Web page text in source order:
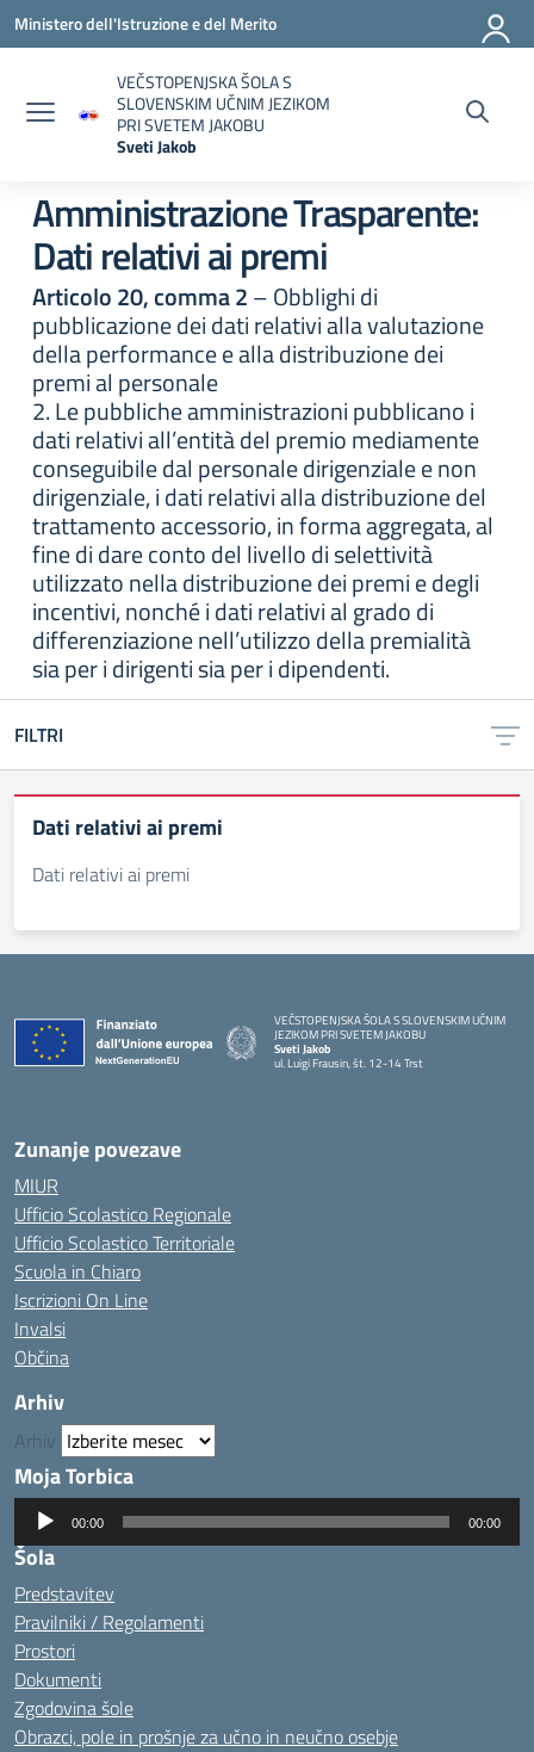
Vai ai contenuti
Vai al menu di navigazione
Vai al footer
Ministero dell'Istruzione e del Merito
VEČSTOPENJSKA ŠOLA S
SLOVENSKIM UČNIM JEZIKOM
PRI SVETEM JAKOBU
Sveti Jakob
Amministrazione Trasparente:
Dati relativi ai premi
Articolo 20, comma 2– Obblighi di
pubblicazione dei dati relativi alla valutazione
della performance e alla distribuzione dei
premi al personale
2. Le pubbliche amministrazioni pubblicano i
dati relativi all’entità del premio mediamente
conseguibile dal personale dirigenziale e non
dirigenziale, i dati relativi alla distribuzione del
trattamento accessorio, in forma aggregata, al
fine di dare conto del livello di selettività
utilizzato nella distribuzione dei premi e degli
incentivi, nonché i dati relativi al grado di
differenziazione nell’utilizzo della premialità
sia per i dirigenti sia per i dipendenti.
FILTRI
Dati relativi ai premi
Dati relativi ai premi
VEČSTOPENJSKA ŠOLA S SLOVENSKIM UČNIM
JEZIKOM PRI SVETEM JAKOBU
Sveti Jakob
ul. Luigi Frausin, št. 12-14 Trst
— Visita la pagina iniziale della scuola
Zunanje povezave
MIUR
Ufficio Scolastico Regionale
Ufficio Scolastico Territoriale
Scuola in Chiaro
Iscrizioni On Line
Invalsi
Občina
Arhiv
Arhiv
Moja Torbica
Predvajalnik
zvoka
00:00 00:00
Šola
Predstavitev
Pravilniki / Regolamenti
Prostori
Dokumenti
Zgodovina šole
Obrazci, pole in prošnje za učno in neučno osebje